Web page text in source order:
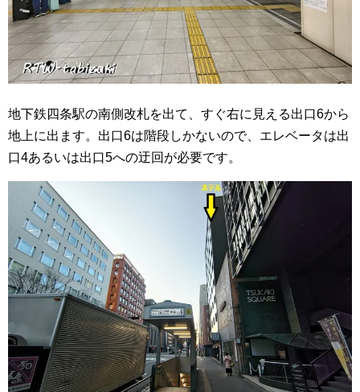
地下鉄四条駅の南側改札を出て、すぐ右に見える出口6から
地上に出ます。出口6は階段しかないので、エレベータは出
口4あるいは出口5への迂回が必要です。